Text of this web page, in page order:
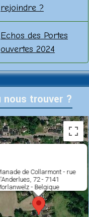
rejoindre ?
Echos des Portes
ouvertes 2024
nous trouver ?
de Collarmont - rue
72 - 7141
- Belgique